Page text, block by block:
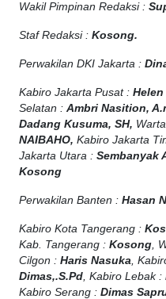
Wakil Pimpinan Redaksi :
Staf Redaksi : Kosong.
Perwakilan DKI Jakarta :
Kabiro Jakarta Pusat : Helen
Selatan : Ambri Nasition,
Dadang Kusuma, SH,
NAIBAHO, Kabiro Jakarta
Jakarta Utara : Sembanyak
Kosong
Perwakilan Banten : Hasan
Kabiro Kota Tangerang :
Kab. Tangerang : Kosong,
Cilgon : Haris Nasuka,
Dimas,.S.Pd, Kabiro Lebak :
Kabiro Serang : Dimas